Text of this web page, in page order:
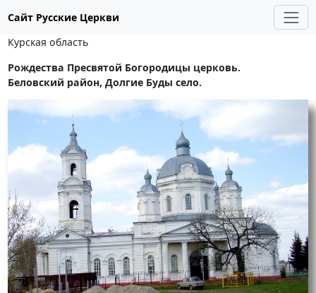
Сайт Русские Церкви
Курская область
Рождества Пресвятой Богородицы церковь.
Беловский район, Долгие Буды село.